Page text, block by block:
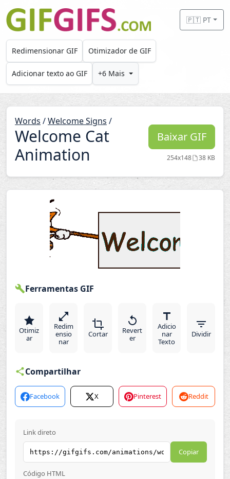
Skip to main content
🇵🇹 PT
Redimensionar GIF Otimizador de GIF
Adicionar texto ao GIF +6 Mais
Words /Welcome Signs /
Welcome Cat
Animation
Baixar GIF
254x148 38 KB
Ferramentas GIF
Otimiz
ar
Redim
ensio
nar
Cortar
Revert
er
Adicio
nar
Texto
Dividir
Compartilhar
Facebook X Pinterest Reddit
Link direto
Copiar
Código HTML